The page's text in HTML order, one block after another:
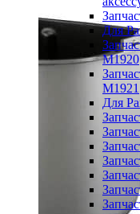
Для
M1920
M1921
Для